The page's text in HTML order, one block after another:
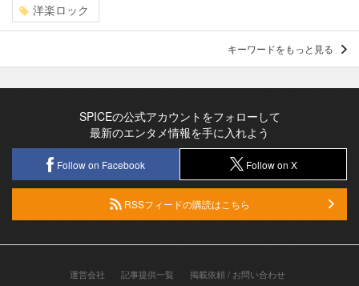
洋楽ロック
キーワードをもっと見る
SPICEの公式アカウントをフォローして
最新のエンタメ情報を手に入れよう
Follow on Facebook Follow on X
RSSフィードの購読はこちら
運営会社 記事提供一覧 掲載依頼 / お問い合わせ